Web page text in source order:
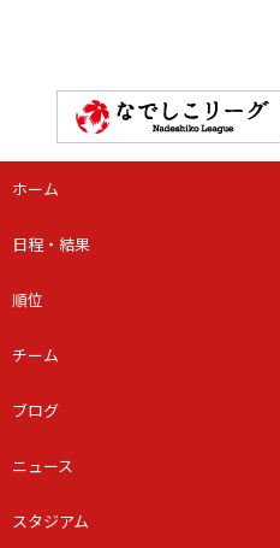
ホーム
日程・結果
順位
チーム
ブログ
ニュース
スタジアム